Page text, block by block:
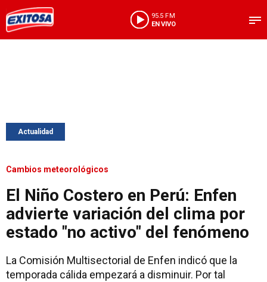
95.5 FM
EN VIVO
Actualidad
Cambios meteorológicos
El Niño Costero en Perú: Enfen
advierte variación del clima por
estado "no activo" del fenómeno
La Comisión Multisectorial de Enfen indicó que la
temporada cálida empezará a disminuir. Por tal